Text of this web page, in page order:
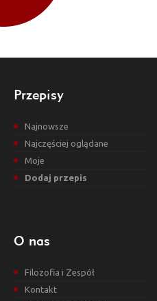
Przepisy
Najnowsze
Najczęściej oglądane
Moje
Dodaj przepis
O nas
Filozofia i Zespół
Kontakt